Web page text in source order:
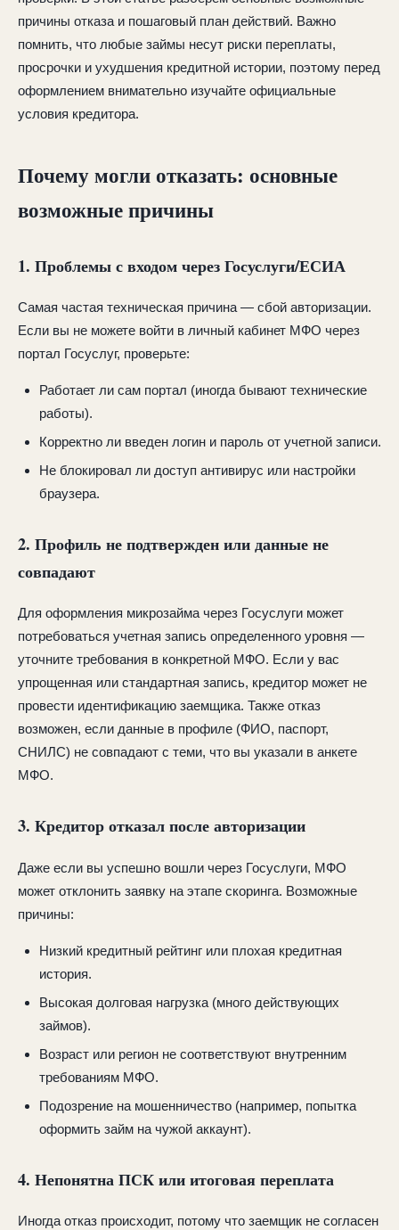
причины отказа и пошаговый план действий. Важно
помнить, что любые займы несут риски переплаты,
просрочки и ухудшения кредитной истории, поэтому перед
оформлением внимательно изучайте официальные
условия кредитора.
Почему могли отказать: основные
возможные причины
1. Проблемы с входом через Госуслуги/ЕСИА
Самая частая техническая причина — сбой авторизации.
Если вы не можете войти в личный кабинет МФО через
портал Госуслуг, проверьте:
Работает ли сам портал (иногда бывают технические
работы).
Корректно ли введен логин и пароль от учетной записи.
Не блокировал ли доступ антивирус или настройки
браузера.
2. Профиль не подтвержден или данные не
совпадают
Для оформления микрозайма через Госуслуги может
потребоваться учетная запись определенного уровня —
уточните требования в конкретной МФО. Если у вас
упрощенная или стандартная запись, кредитор может не
провести идентификацию заемщика. Также отказ
возможен, если данные в профиле (ФИО, паспорт,
СНИЛС) не совпадают с теми, что вы указали в анкете
МФО.
3. Кредитор отказал после авторизации
Даже если вы успешно вошли через Госуслуги, МФО
может отклонить заявку на этапе скоринга. Возможные
причины:
Низкий кредитный рейтинг или плохая кредитная
история.
Высокая долговая нагрузка (много действующих
займов).
Возраст или регион не соответствуют внутренним
требованиям МФО.
Подозрение на мошенничество (например, попытка
оформить займ на чужой аккаунт).
4. Непонятна ПСК или итоговая переплата
Иногда отказ происходит, потому что заемщик не согласен